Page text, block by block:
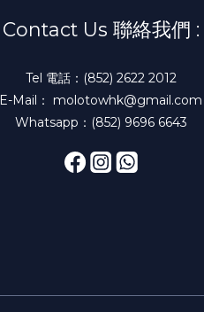
Contact Us 聯絡我們 :
Tel 電話：(852) 2622 2012
E-Mail： molotowhk@gmail.com
Whatsapp：(852) 9696 6643